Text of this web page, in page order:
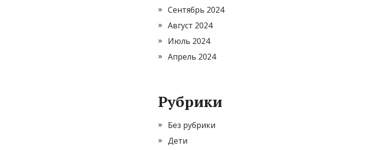
Сентябрь 2024
Август 2024
Июль 2024
Апрель 2024
Рубрики
Без рубрики
Дети